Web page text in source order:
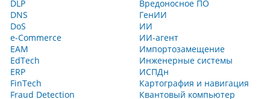
DLP
DNS
DoS
e-Commerce
EAM
EdTech
ERP
FinTech
Fraud Detection
Вредоносное ПО
ГенИИ
ИИ
ИИ-агент
Импортозамещение
Инженерные системы
ИСПДн
Картография и навигация
Квантовый компьютер